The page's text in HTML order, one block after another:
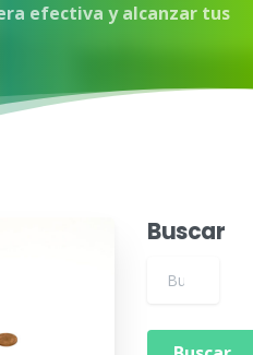
efectiva y alcanzar tus
Buscar
Buscar para: